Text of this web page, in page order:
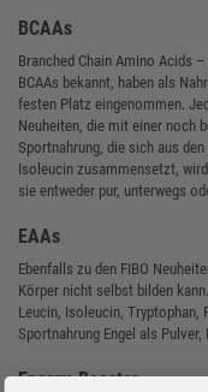
BCAAs
Branched Chain Amino Acids
BCAAs bekannt, haben als
festen Platz eingenommen.
Neuheiten, die mit einer noch
Sportnahrung, die sich aus
Isoleucin zusammensetzt,
sie entweder pur, unterwegs
EAAs
Ebenfalls zu den FIBO
Körper nicht selbst bilden
Leucin, Isoleucin, Tryptophan,
Sportnahrung Engel als
Energy-Booster